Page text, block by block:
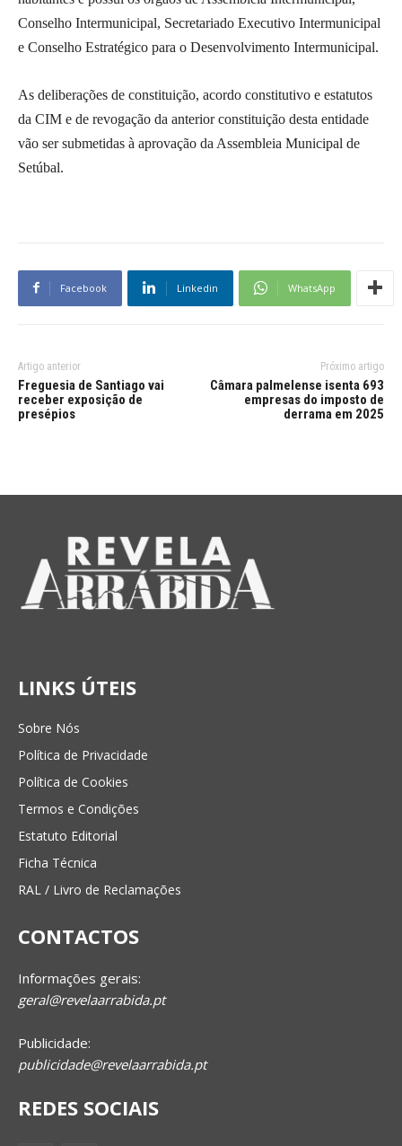
Conselho Intermunicipal, Secretariado Executivo Intermunicipal
e Conselho Estratégico para o Desenvolvimento Intermunicipal.
As deliberações de constituição, acordo constitutivo e estatutos
da CIM e de revogação da anterior constituição desta entidade
vão ser submetidas à aprovação da Assembleia Municipal de
Setúbal.
Facebook Linkedin WhatsApp
Artigo anterior
Freguesia de Santiago vai
receber exposição de
presépios
Próximo artigo
Câmara palmelense isenta 693
empresas do imposto de
derrama em 2025
LINKS ÚTEIS
Sobre Nós
Política de Privacidade
Política de Cookies
Termos e Condições
Estatuto Editorial
Ficha Técnica
RAL / Livro de Reclamações
CONTACTOS
Informações gerais:
geral@revelaarrabida.pt
Publicidade:
publicidade@revelaarrabida.pt
REDES SOCIAIS